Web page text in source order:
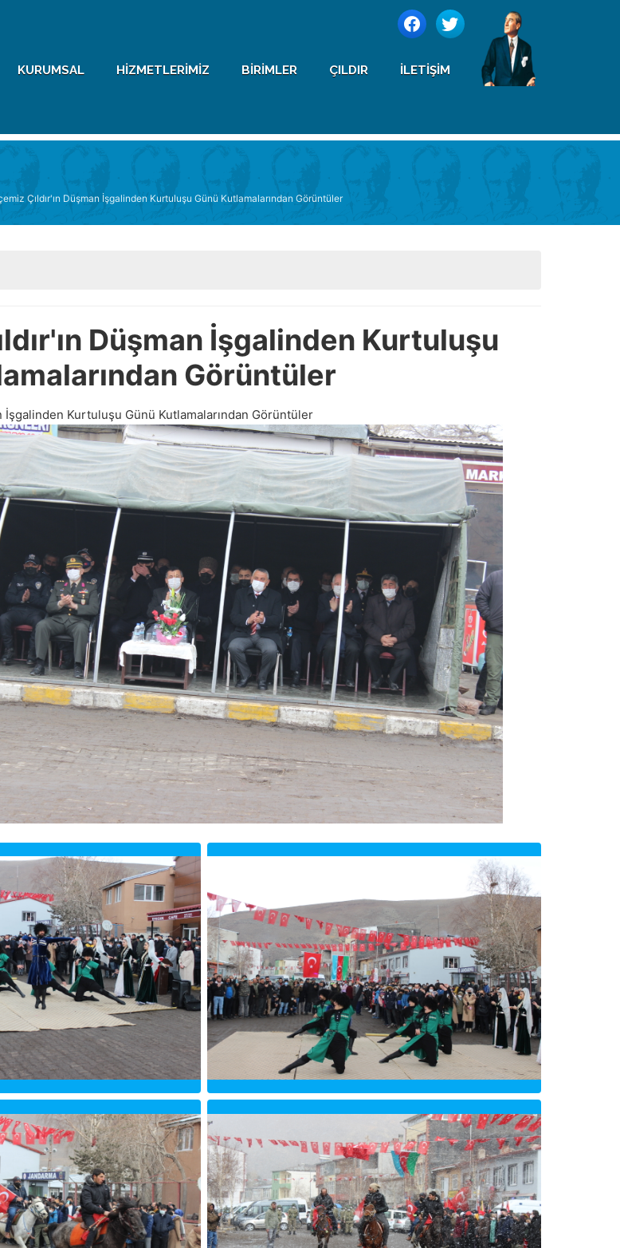
KURUMSAL HIZMETLERIMIZ BIRIMLER ÇILDIR İLETIŞIM
Çıldır'ın Düşman İşgalinden Kurtuluşu Günü Kutlamalarından Görüntüler
Düşman İşgalinden Kurtuluşu
Görüntüler
İşgalinden Kurtuluşu Günü Kutlamalarından Görüntüler